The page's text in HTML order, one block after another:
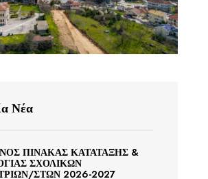
Νέα
ΠΙΝΑΚΑΣ ΚΑΤΑΤΑΞΗΣ &
ΣΧΟΛΙΚΩΝ
ΣΤΩΝ 2026-2027